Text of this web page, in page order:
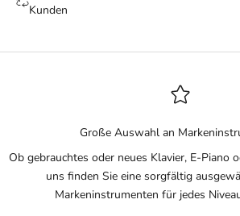
Kunden
Große Auswahl an
Ob gebrauchtes oder neues Klavier, E-Piano
uns finden Sie eine sorgfältig
Markeninstrumenten für jedes